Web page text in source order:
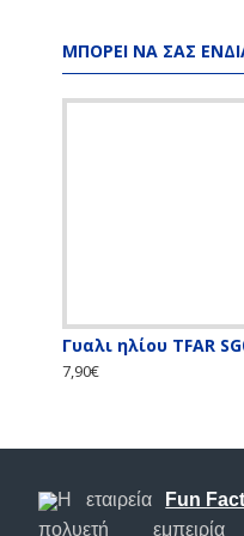
ΜΠΟΡΕΊ ΝΑ ΣΑΣ
Γυαλι ηλίου TFAR
7,90€
Η εταιρεία Fun
πολυετή